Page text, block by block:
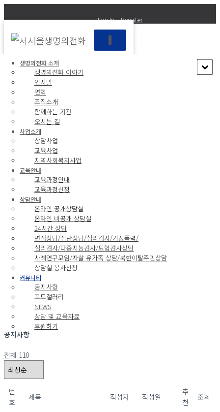
Log In Register
비
생명의전화 소개
생명의전화 이야기
인사말
연혁
조직소개
함께하는 기관
오시는 길
사업소개
상담사업
교육사업
지역사회복지사업
교육안내
교육과정안내
교육과정신청
상담안내
온라인 공개상담실
온라인 비공개 상담실
24시간 상담
면접상담/집단상담/심리검사/가정폭력/
심리검사/다중지능검사/도형검사상담
사례연구모임/자살 유가족 상담/북한이탈주민상담
상담실 봉사신청
커뮤니티
공지사항
포토갤러리
NEWS
상담 및 교육자료
후원하기
공지사항
포토갤러리
NEWS
상담 및 교육자료
후원하기
Menu
공지사항
포토갤러리
NEWS
상담 및 교육자료
후원하기
커뮤니티
공지사항
전체 110
번
호
제목 작성자 작성일
추
천
조회